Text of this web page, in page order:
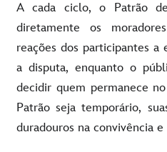
A cada ciclo, o Patrão
diretamente os
reações dos participantes a
a disputa, enquanto o
decidir quem permanece
Patrão seja temporário,
duradouros na convivência